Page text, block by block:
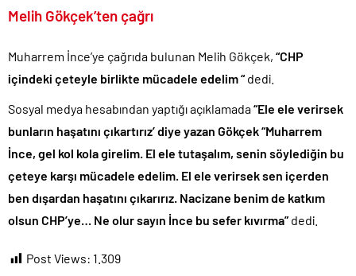
Etimesgut Belediye Başkanı Erdal Beşikçioğlu hakkında
Donald Trump’ın İran saldırılarını durdurma kararını Netanyahu da
Yolsuzluktan gözaltına alınan Veli Ağbaba’nın kardeşi tutuklandı!.
Melih Gökçek’ten çağrı
Muharrem İnce’ye çağrıda bulunan Melih Gökçek, “CHP
içindeki çeteyle birlikte mücadele edelim “dedi.
Sosyal medya hesabından yaptığı açıklamada“Ele ele verirsek
bunların haşatını çıkartırız’ diye yazan Gökçek “Muharrem
İnce, gel kol kola girelim. El ele tutaşalım, senin söylediğin bu
çeteye karşı mücadele edelim. El ele verirsek sen içerden
ben dışardan haşatını çıkarırız. Nacizane benim de katkım
olsun CHP’ye… Ne olur sayın İnce bu sefer kıvırma” dedi.
Post Views: 1.309